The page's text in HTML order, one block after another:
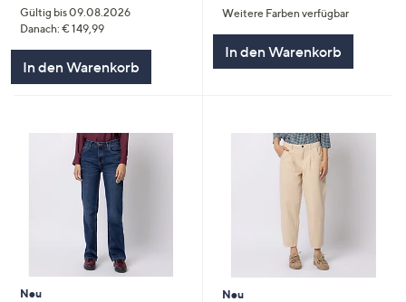
Gültig bis 09.08.2026
Danach: € 149,99
In den Warenkorb
Weitere Farben verfügbar
In den Warenkorb
Neu
Neu